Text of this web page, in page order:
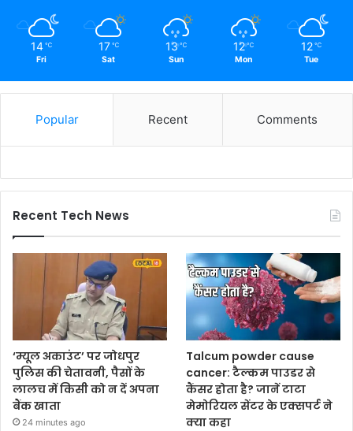
14 ℃
Fri
17 ℃
Sat
13 ℃
Sun
12 ℃
Mon
12 ℃
Tue
Popular Recent Comments
Recent Tech News
‘म्यूल अकाउंट’ पर जोधपुर
पुलिस की चेतावनी, पैसों के
लालच में किसी को न दें अपना
बैंक खाता
24 minutes ago
Talcum powder cause
cancer: टैल्कम पाउडर से
कैंसर होता है? जानें टाटा
मेमोरियल सेंटर के एक्सपर्ट ने
क्या कहा